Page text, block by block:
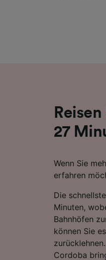
27
Wenn Sie
erfahren
Die
Minuten,
Bahnhöfen
können Sie
Cordoba